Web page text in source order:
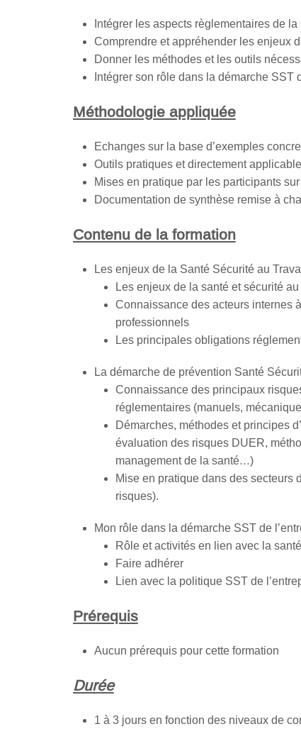
Intégrer les aspects règlementaires de
Comprendre et appréhender les enjeux
Donner les méthodes et les outils
Intégrer son rôle dans la démarche SST
Méthodologie appliquée
Echanges sur la base d’exemples
Outils pratiques et directement
Mises en pratique par les participants
Documentation de synthèse remise à
Contenu de la formation
Les enjeux de la Santé Sécurité au
Les enjeux de la santé et sécurité au
Connaissance des acteurs internes
professionnels
Les principales obligations
La démarche de prévention Santé
Connaissance des principaux
réglementaires (manuels,
Démarches, méthodes et principes
évaluation des risques DUER,
management de la santé…)
Mise en pratique dans des secteurs
risques).
Mon rôle dans la démarche SST de
Rôle et activités en lien avec la
Faire adhérer
Lien avec la politique SST de
Prérequis
Aucun prérequis pour cette formation
Durée
1 à 3 jours en fonction des niveaux de